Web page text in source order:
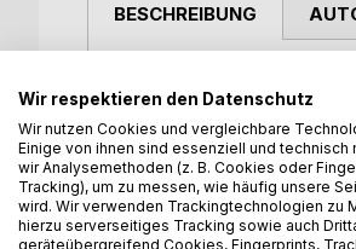
BESCHREIBUNG
Die Künstlerin Christine
Projekt eine Synergie aus
Eine visuelle Komposition
zur Harmonisierung der
Wir respektieren den Datenschutz
Wir nutzen Cookies und vergleichbare
Einige von ihnen sind essenziell und
wir Analysemethoden (z. B. Cookies oder
Tracking), um zu messen, wie häufig unsere
wird. Wir verwenden Trackingtechnologien zu
hierzu serverseitiges Tracking sowie auch
geräteübergreifend Cookies, Fingerprints,